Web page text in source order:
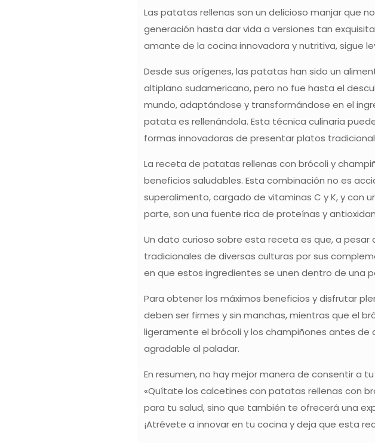
Las patatas rellenas son un delicioso manjar que
generación hasta dar vida a versiones tan
amante de la cocina innovadora y nutritiva, sigue
Desde sus orígenes, las patatas han sido un
altiplano sudamericano, pero no fue hasta el
mundo, adaptándose y transformándose en el
patata es rellenándola. Esta técnica culinaria
formas innovadoras de presentar platos
La receta de patatas rellenas con brócoli y
beneficios saludables. Esta combinación no es
superalimento, cargado de vitaminas C y K, y con
parte, son una fuente rica de proteínas y
Un dato curioso sobre esta receta es que, a
tradicionales de diversas culturas por sus
en que estos ingredientes se unen dentro de una
Para obtener los máximos beneficios y disfrutar
deben ser firmes y sin manchas, mientras que el
ligeramente el brócoli y los champiñones antes
agradable al paladar.
En resumen, no hay mejor manera de consentir a
«Quítate los calcetines con patatas rellenas con
para tu salud, sino que también te ofrecerá una
¡Atrévete a innovar en tu cocina y deja que esta